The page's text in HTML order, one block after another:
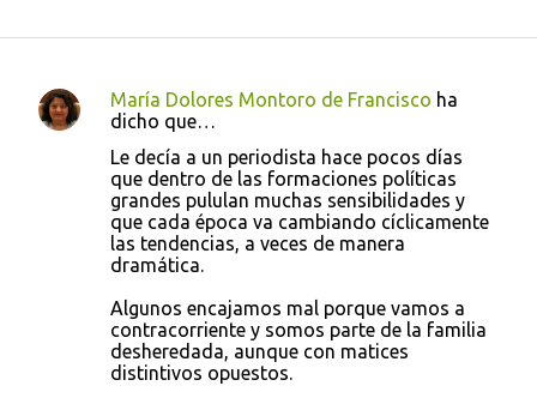
C
María Dolores Montoro de Francisco ha
dicho que…
Le decía a un periodista hace pocos días
que dentro de las formaciones políticas
grandes pululan muchas sensibilidades y
que cada época va cambiando cíclicamente
las tendencias, a veces de manera
dramática.
Algunos encajamos mal porque vamos a
contracorriente y somos parte de la familia
desheredada, aunque con matices
distintivos opuestos.